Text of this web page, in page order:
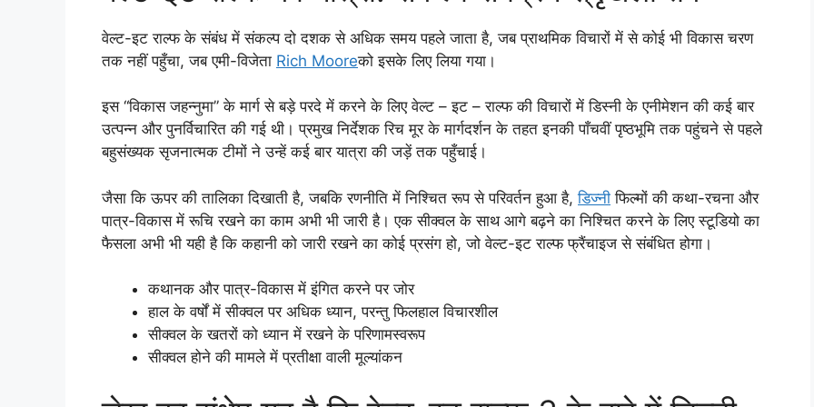
वेल्ट-इट राल्फ के संबंध में संकल्प दो दशक से अधिक समय पहले जाता है, जब प्राथमिक विचारों में से कोई भी विकास चरण
तक नहीं पहुँचा, जब एमी-विजेता Rich Mooreको इसके लिए लिया गया।
इस “विकास जहन्नुमा” के मार्ग से बड़े परदे में करने के लिए वेल्ट – इट – राल्फ की विचारों में डिस्नी के एनीमेशन की कई बार
उत्पन्न और पुनर्विचारित की गई थी। प्रमुख निर्देशक रिच मूर के मार्गदर्शन के तहत इनकी पाँचवीं पृष्ठभूमि तक पहुंचने से पहले
बहुसंख्यक सृजनात्मक टीमों ने उन्हें कई बार यात्रा की जड़ें तक पहुँचाई।
जैसा कि ऊपर की तालिका दिखाती है, जबकि रणनीति में निश्चित रूप से परिवर्तन हुआ है,डिज्नी फिल्मों की कथा-रचना और
पात्र-विकास में रूचि रखने का काम अभी भी जारी है। एक सीक्वल के साथ आगे बढ़ने का निश्चित करने के लिए स्टूडियो का
फैसला अभी भी यही है कि कहानी को जारी रखने का कोई प्रसंग हो, जो वेल्ट-इट राल्फ फ्रैंचाइज से संबंधित होगा।
कथानक और पात्र-विकास में इंगित करने पर जोर
हाल के वर्षों में सीक्वल पर अधिक ध्यान, परन्तु फिलहाल विचारशील
सीक्वल के खतरों को ध्यान में रखने के परिणामस्वरूप
सीक्वल होने की मामले में प्रतीक्षा वाली मूल्यांकन